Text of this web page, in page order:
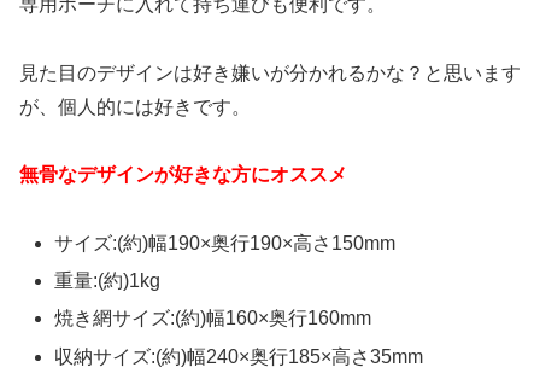
見た目のデザインは好き嫌いが分かれるかな？と思います
が、個人的には好きです。
無骨なデザインが好きな方にオススメ
サイズ:(約)幅190×奥行190×高さ150mm
重量:(約)1kg
焼き網サイズ:(約)幅160×奥行160mm
収納サイズ:(約)幅240×奥行185×高さ35mm